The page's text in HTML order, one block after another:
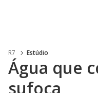
R7 Estúdio
Água que
sufoca